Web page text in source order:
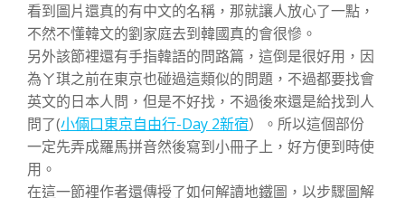
看到圖片還真的有中文的名稱，那就讓人放心了一點，
不然不懂韓文的劉家庭去到韓國真的會很慘。
另外該節裡還有手指韓語的問路篇，這倒是很好用，因
為ㄚ琪之前在東京也碰過這類似的問題，不過都要找會
英文的日本人問，但是不好找，不過後來還是給找到人
問了(小倆口東京自由行-Day 2新宿）。所以這個部份
一定先弄成羅馬拼音然後寫到小冊子上，好方便到時使
用。
在這一節裡作者還傳授了如何解讀地鐵圖，以步驟圖解